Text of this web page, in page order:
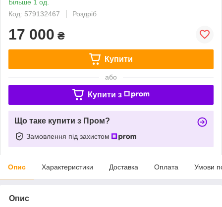
Більше 1 од.
Код: 579132467
Роздріб
17 000 ₴
Купити
або
Купити з
Що таке купити з Пром?
Замовлення під захистом
Опис Характеристики Доставка Оплата Умови
Опис